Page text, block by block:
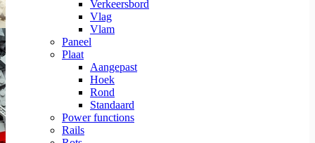
Verkeersbord
Vlag
Vlam
Paneel
Plaat
Aangepast
Hoek
Rond
Standaard
Power functions
Rails